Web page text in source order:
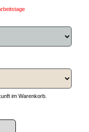
im Warenkorb.